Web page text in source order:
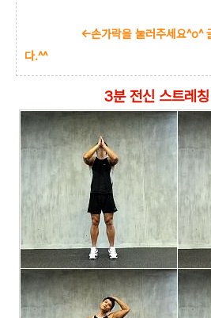
<-손가락을 눌러주세요^o^
다.^^
3분 전신 스트레칭